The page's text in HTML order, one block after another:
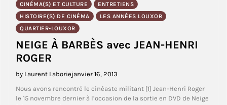
CINÉMA(S) ET CULTURE
ENTRETIENS
HISTOIRE(S) DE CINÉMA
LES ANNÉES LOUXOR
QUARTIER-LOUXOR
NEIGE À BARBÈS avec JEAN-HENRI
ROGER
by Laurent Laboriejanvier 16, 2013
Nous avons rencontré le cinéaste militant [1] Jean-Henri Roger
le 15 novembre dernier à l’occasion de la sortie en DVD de Neige